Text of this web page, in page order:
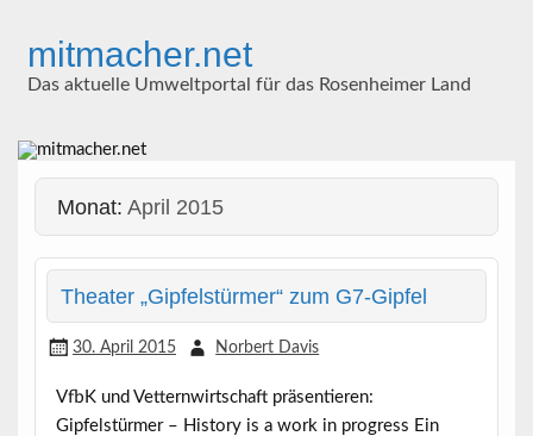
contentmitmacher.net
Das aktuelle Umweltportal für das Rosenheimer Land
Monat:April 2015
Theater „Gipfelstürmer“ zum G7-Gipfel
30. April 2015 Norbert Davis
VfbK und Vetternwirtschaft präsentieren:
Gipfelstürmer – History is a work in progress Ein